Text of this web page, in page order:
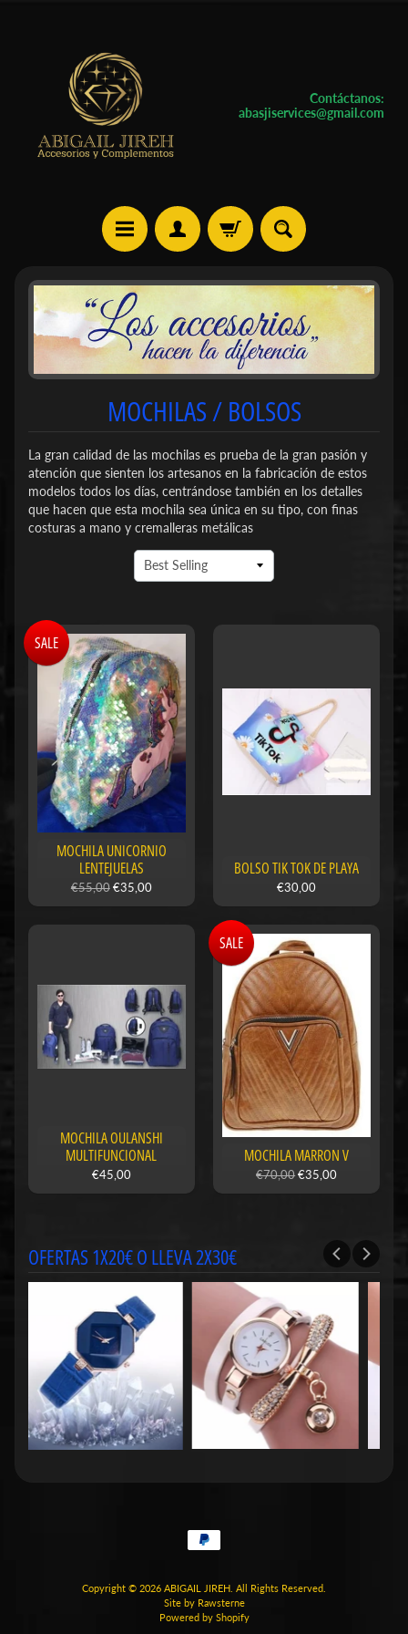
Contáctanos:
abasjiservices@gmail.com
MOCHILAS / BOLSOS
La gran calidad de las mochilas es prueba de la gran pasión y
atención que sienten los artesanos en la fabricación de estos
modelos todos los días, centrándose también en los detalles
que hacen que esta mochila sea única en su tipo, con finas
costuras a mano y cremalleras metálicas
MOCHILA UNICORNIO
LENTEJUELAS
€55,00 €35,00
SALE
BOLSO TIK TOK DE PLAYA
€30,00
MOCHILA OULANSHI
MULTIFUNCIONAL
€45,00
MOCHILA MARRON V
€70,00€35,00
SALE
OFERTAS 1X20€ O LLEVA 2X30€
Copyright © 2026 ABIGAIL JIREH . All Rights Reserved.
Site by Rawsterne
Powered by Shopify